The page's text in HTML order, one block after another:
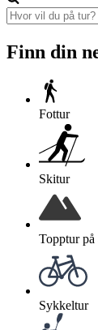
Finn din
Fottur
Skitur
Topptur på
Sykkeltur